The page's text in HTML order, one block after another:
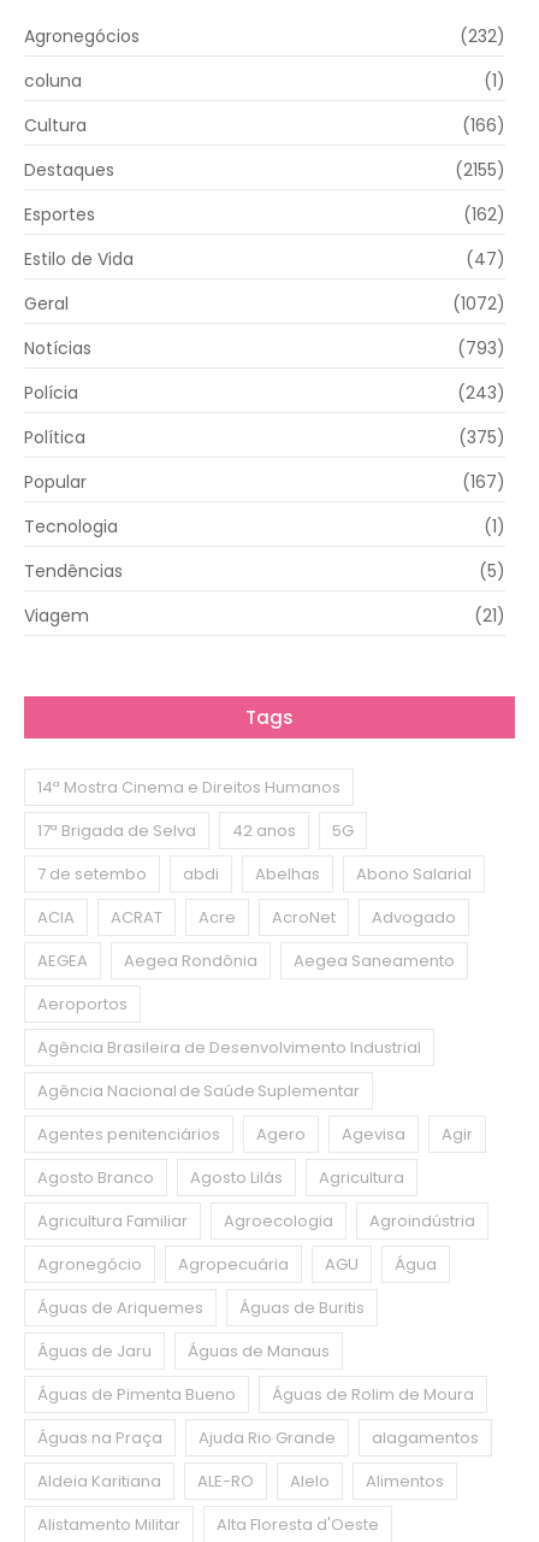
Agronegócios
(232)
coluna
(1)
Cultura
(166)
Destaques
(2155)
Esportes
(162)
Estilo de Vida
(47)
Geral
(1072)
Notícias
(793)
Polícia
(243)
Política
(375)
Popular
(167)
Tecnologia
(1)
Tendências
(5)
Viagem
(21)
Tags
14ª Mostra Cinema e Direitos Humanos
17ª Brigada de Selva
42 anos
5G
7 de setembo
abdi Abelhas
Abono Salarial
ACIA
ACRAT Acre AcroNet
Advogado
AEGEA
Aegea Rondônia
Aegea Saneamento
Aeroportos
Agência Brasileira de Desenvolvimento Industrial
Agência Nacional de Saúde Suplementar
Agentes penitenciários
Agero Agevisa
Agir
Agosto Branco
Agosto Lilás
Agricultura
Agricultura Familiar
Agroecologia
Agroindústria
Agronegócio
Agropecuária AGU
Água
Águas de Ariquemes
Águas de Buritis
Águas de Jaru
Águas de Manaus
Águas de Pimenta Bueno
Águas de Rolim de Moura
Águas na Praça
Ajuda Rio Grande
alagamentos
Aldeia Karitiana
ALE-RO Alelo
Alimentos
Alistamento Militar
Alta Floresta d'Oeste